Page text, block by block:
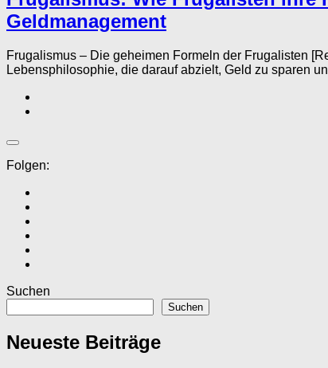
Geldmanagement
Frugalismus – Die geheimen Formeln der Frugalisten
Lebensphilosophie, die darauf abzielt, Geld zu sparen
Folgen:
Suchen
Suchen
Neueste Beiträge